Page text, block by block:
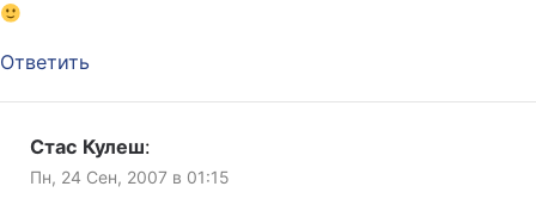
Ответить
Стас Кулеш:
Пн, 24 Сен, 2007 в 01:15